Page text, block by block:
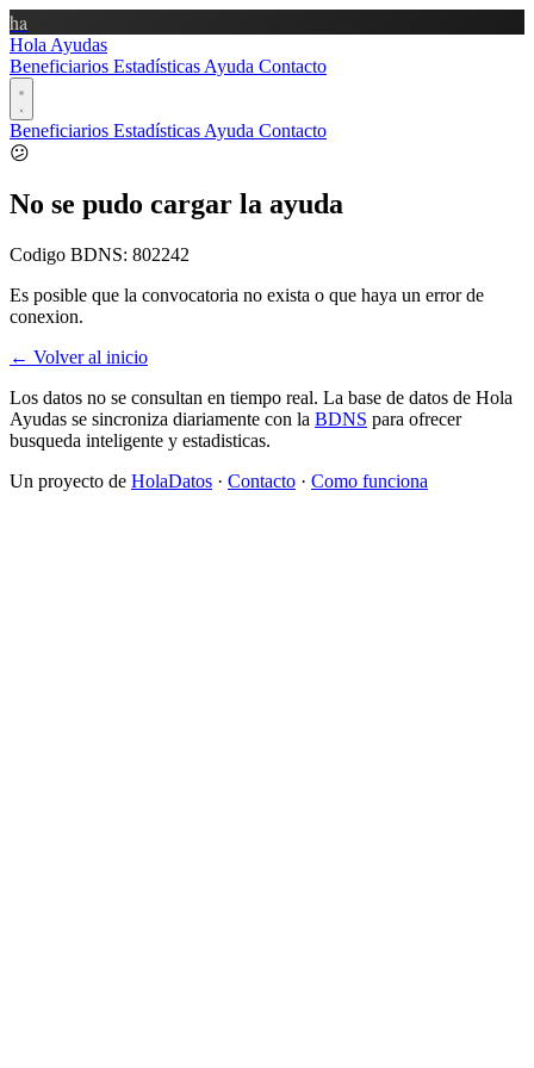
ha
Hola Ayudas
Beneficiarios Estadísticas Ayuda Contacto
Beneficiarios Estadísticas Ayuda Contacto
😕
No se pudo cargar la ayuda
Codigo BDNS: 802242
Es posible que la convocatoria no exista o que haya un error de
conexion.
← Volver al inicio
Los datos no se consultan en tiempo real. La base de datos de Hola
Ayudas se sincroniza diariamente con la BDNS para ofrecer
busqueda inteligente y estadisticas.
Un proyecto de HolaDatos · Contacto · Como funciona